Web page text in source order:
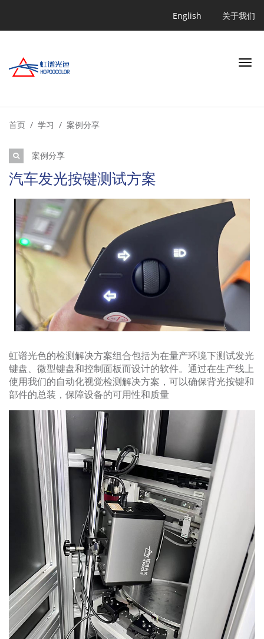
English 关于我们
行业
产品
学习
关于我们
首页 学习 案例分享
案例分享
汽车发光按键测试方案
虹谱光色的检测解决方案组合包括为在量产环境下测试发光
键盘、微型键盘和控制面板而设计的软件。通过在生产线上
使用我们的自动化视觉检测解决方案，可以确保背光按键和
部件的总装，保障设备的可用性和质量